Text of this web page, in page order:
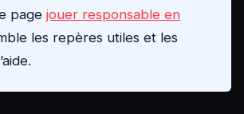
pagejouer responsable en
les repères utiles et les